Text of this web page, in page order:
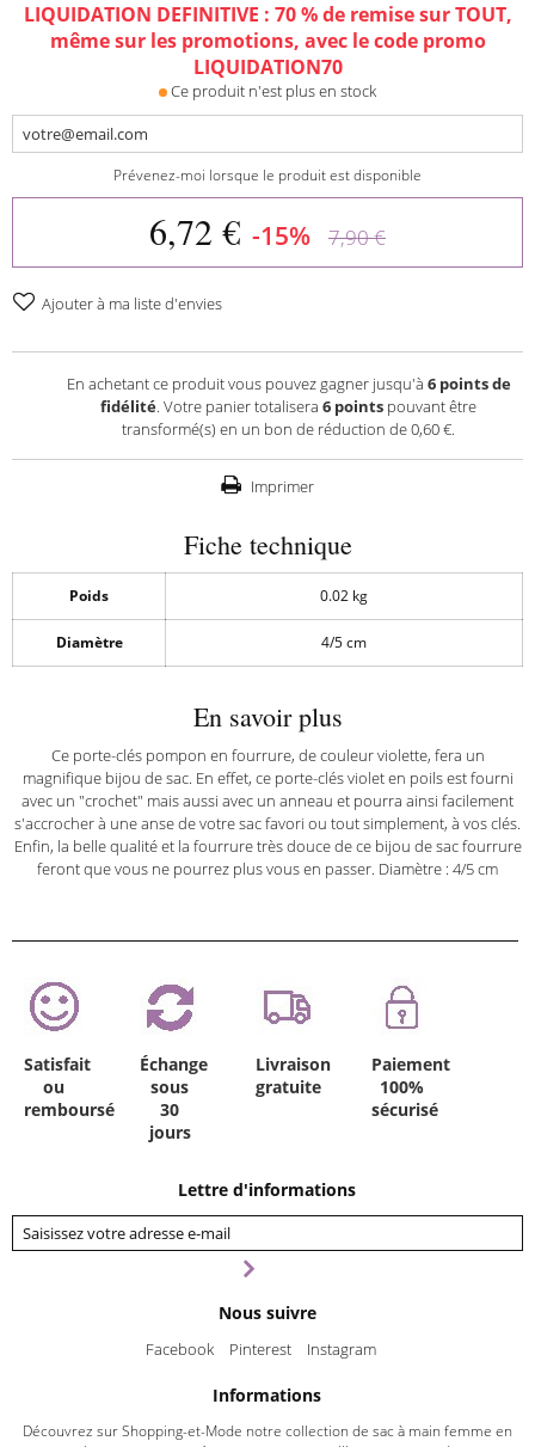
LIQUIDATION DEFINITIVE : 70 % de remise sur TOUT,
même sur les promotions, avec le code promo
LIQUIDATION70
Ce produit n'est plus en stock
Prévenez-moi lorsque le produit est disponible
6,72 € -15% 7,90 €
Ajouter à ma liste d'envies
En achetant ce produit vous pouvez gagner jusqu'à 6points de
fidélité. Votre panier totalisera 6 points pouvant être
transformé(s) en un bon de réduction de0,60 €.
Imprimer
Fiche technique
Poids 0.02 kg
Diamètre 4/5 cm
En savoir plus
Ce porte-clés pompon en fourrure, de couleur violette, fera un
magnifique bijou de sac. En effet, ce porte-clés violet en poils est fourni
avec un "crochet" mais aussi avec un anneau et pourra ainsi facilement
s'accrocher à une anse de votre sac favori ou tout simplement, à vos clés.
Enfin, la belle qualité et la fourrure très douce de ce bijou de sac fourrure
feront que vous ne pourrez plus vous en passer. Diamètre : 4/5 cm
Satisfait
ou
remboursé
Échange
sous
30
jours
Livraison
gratuite
Paiement
100%
sécurisé
Lettre d'informations
Nous suivre
Facebook Pinterest Instagram
Informations
Découvrez sur Shopping-et-Mode notre collection de sac à main femme en